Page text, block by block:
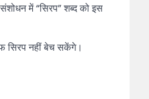
में “सिरप” शब्द को इस
सिरप नहीं बेच सकेंगे।